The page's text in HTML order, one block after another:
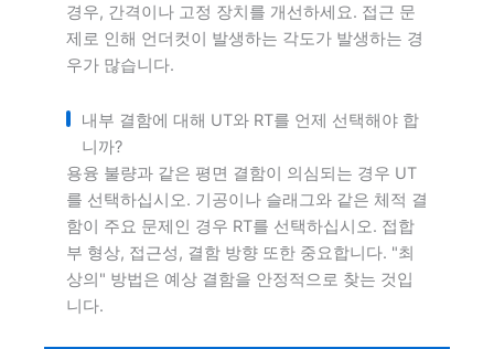
경우, 간격이나 고정 장치를 개선하세요. 접근 문
제로 인해 언더컷이 발생하는 각도가 발생하는 경
우가 많습니다.
내부 결함에 대해 UT와 RT를 언제 선택해야 합
니까?
용융 불량과 같은 평면 결함이 의심되는 경우 UT
를 선택하십시오. 기공이나 슬래그와 같은 체적 결
함이 주요 문제인 경우 RT를 선택하십시오. 접합
부 형상, 접근성, 결함 방향 또한 중요합니다. "최
상의" 방법은 예상 결함을 안정적으로 찾는 것입
니다.